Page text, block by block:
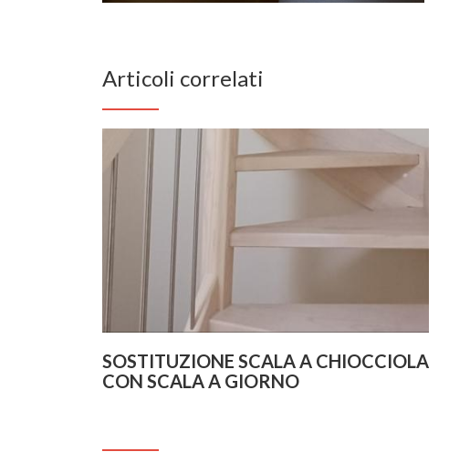
Articoli correlati
SOSTITUZIONE SCALA A CHIOCCIOLA
CON SCALA A GIORNO